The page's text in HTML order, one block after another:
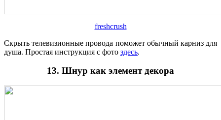
freshcrush
Скрыть телевизионные провода поможет обычный карниз для
душа. Простая инструкция с фото здесь.
13. Шнур как элемент декора